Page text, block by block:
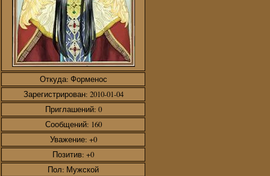
Откуда: Форменос
Зарегистрирован: 2010-01-04
Приглашений: 0
Сообщений: 160
Уважение: +0
Позитив: +0
Пол: Мужской